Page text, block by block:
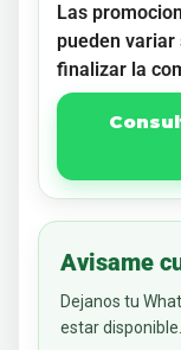
Las
pueden variar
finalizar la
Avisame
Dejanos tu
estar disponible.